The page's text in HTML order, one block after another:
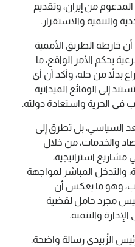
من إيران، وتقديم
والتنمية والاستقرار.
خارطة الطريق الأممية
بحكم الأمر الواقع، ما
بدلاً من حله، وأكد أن أي
إلى الوقائع الميدانية
الحرية واستعادة دولته.
السياسي، بل تطرق إلى
والخدمات، من خلال
مشاريع استراتيجية،
والتدخل المباشر لمواجهة
وهو ما يعكس أن
ليس مجرد حامل لقضية
والتنمية.
الزُبيدي رسالة واضحة: